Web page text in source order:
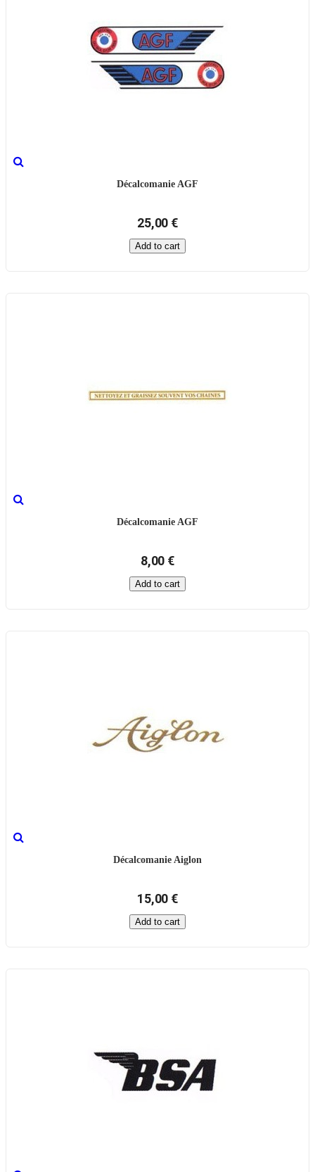
Décalcomanie AGF
25,00 €
Add to cart
Décalcomanie AGF
8,00 €
Add to cart
Décalcomanie Aiglon
15,00 €
Add to cart